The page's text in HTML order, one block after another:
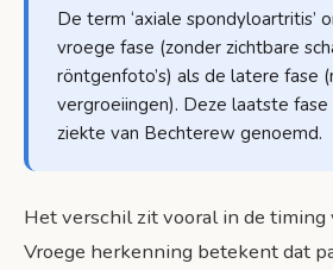
De term ‘axiale spondyloartritis’
vroege fase (zonder zichtbare
röntgenfoto’s) als de latere fase
vergroeiingen). Deze laatste
ziekte van Bechterew genoemd.
Het verschil zit vooral in de timing
Vroege herkenning betekent dat